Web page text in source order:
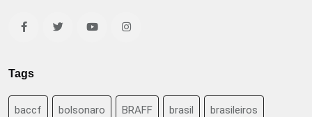
Tags
baccf bolsonaro BRAFF brasil brasileiros